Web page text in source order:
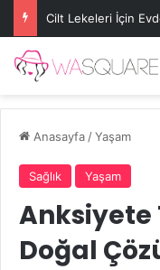
Cilt Lekeleri İçin
Anasayfa/Yaşam
Sağlık Yaşam
Anksiyete
Doğal